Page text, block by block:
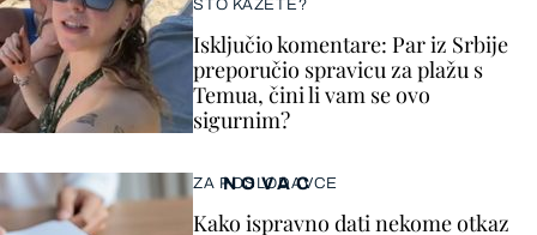
ŠTO KAŽETE?
Isključio komentare: Par iz Srbije
preporučio spravicu za plažu s
Temua, čini li vam se ovo
sigurnim?
NOVAC
ZA POSLODAVCE
Kako ispravno dati nekome otkaz